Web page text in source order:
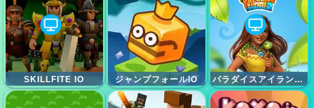
SKILLFITE IO ジャンプフォールIO パラダイスアイランド2